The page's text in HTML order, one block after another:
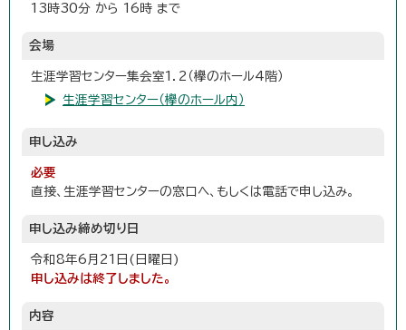
13時30分 から 16時 まで
会場
生涯学習センター集会室1．2（欅のホール4階）
生涯学習センター（欅のホール内）
申し込み
必要
直接、生涯学習センターの窓口へ、もしくは電話で申し込み。
申し込み締め切り日
令和8年6月21日(日曜日)
申し込みは終了しました。
内容